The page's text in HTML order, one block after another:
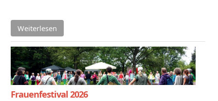
Weiterlesen
Frauenfestival 2026